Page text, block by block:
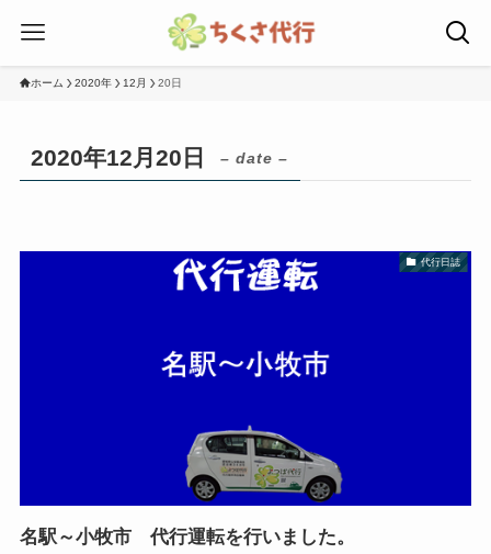
ホーム 2020年 12月 20日
2020年12月20日 – date –
代行日誌
名駅～小牧市 代行運転を行いました。